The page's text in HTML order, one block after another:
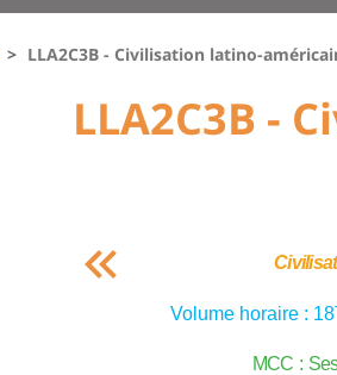
LLA2C3B - Civilisation latino-
University
Titre
LLA2C3B -
Contenu
de
Volume horaire :
MCC :